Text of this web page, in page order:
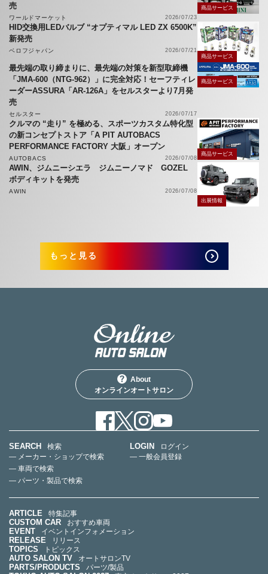
売
ワールドマーケット 2026/07/23
商品サービス
HID交換用LEDバルブ “オプティマル LED ZX 6500K”
新発売
ベロフジャパン
2026/07/21
商品サービス
最先端の取り締まりに、最先端の対策を新型取締機
「JMA-600（NTG-962）」に完全対応！セーフティレ
ーダーASSURA「AR-126A」をセルスターより7月発
売
セルスター 2026/07/17
商品サービス
クルマの “走り” を極める、スポーツカスタム特化型
の新コンセプトストア「A PIT AUTOBACS
PERFORMANCE FACTORY 大阪」オープン
AUTOBACS 2026/07/08
商品サービス
AWIN、ジムニーシエラ ジムニーノマド GOZEL
ボディキットを発売
AWIN
2026/07/08
出展情報
もっと見る
About
オンラインオートサロン
SEARCH
検索
— メーカー・ショップで検索
— 車両で検索
— パーツ・製品で検索
LOGIN
ログイン
— 一般会員登録
ARTICLE 特集記事
CUSTOM CAR おすすめ車両
EVENT イベントインフォメーション
RELEASE リリース
TOPICS トピックス
AUTO SALON TV オートサロンTV
PARTS/PRODUCTS パーツ/製品